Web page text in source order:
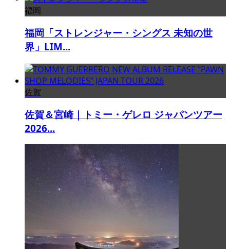
福岡
福岡「ストレンジャー・シングス 未知の世
界」LIM...
佐賀
佐賀＆宮崎｜トミー・ゲレロ ジャパンツアー
2026...